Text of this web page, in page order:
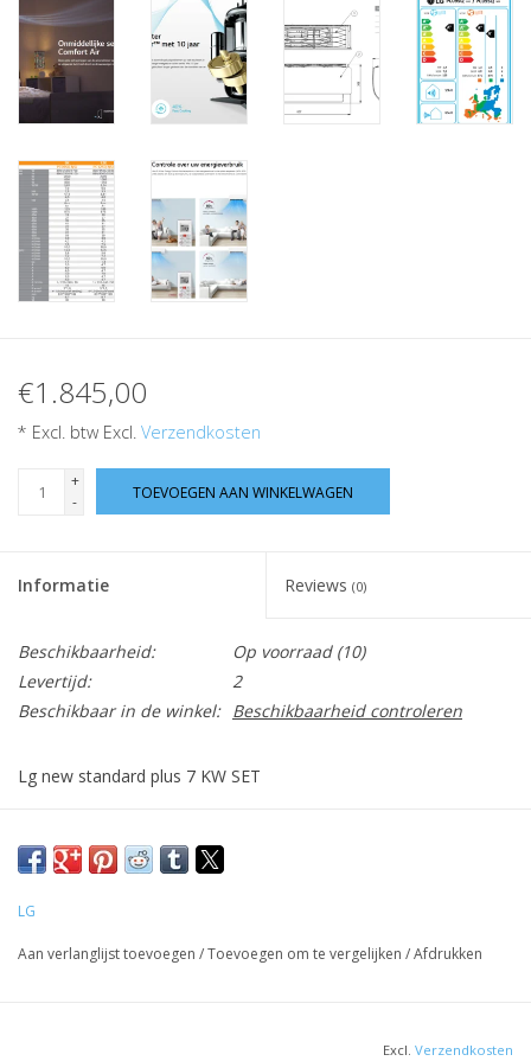
€1.845,00
* Excl. btw Excl. Verzendkosten
+
-
TOEVOEGEN AAN WINKELWAGEN
Informatie Reviews (0)
Beschikbaarheid: Op voorraad(10)
Levertijd:
2
Beschikbaar in de winkel: Beschikbaarheid controleren
Lg new standard plus 7 KW SET
Link LG
LG DUALCOOL PC24SQ : Support & informatie | LG NL
LG
Aan verlanglijst toevoegen /Toevoegen om te vergelijken /Afdrukken
Excl. Verzendkosten